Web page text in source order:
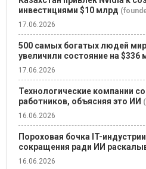
инвестициями $10 млрд
17.06.2026
500 самых богатых людей
увеличили состояние на $336
17.06.2026
Технологические компании
работников, объясняя это ИИ
16.06.2026
Пороховая бочка IT-
сокращения ради ИИ
16.06.2026